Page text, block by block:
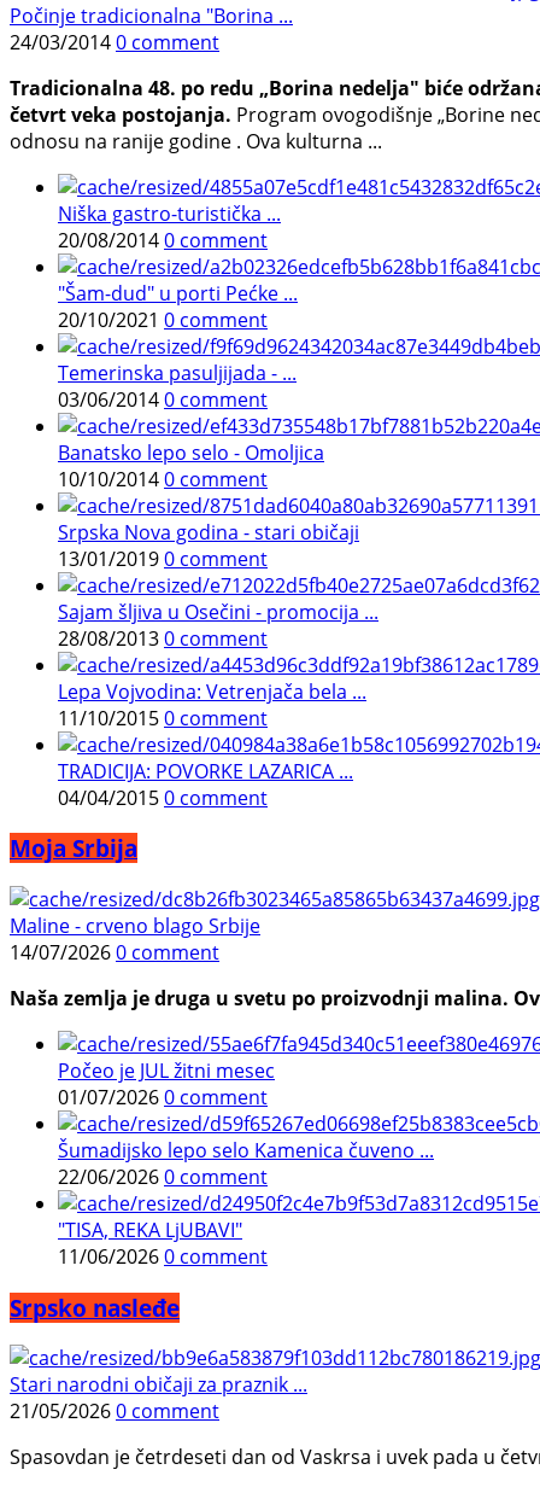
Počinje tradicionalna "Borina ...
24/03/20140 comment
Tradicionalna 48. po redu „Borina nedelja" biće
četvrt veka postojanja. Program ovogodišnje „Borine
odnosu na ranije godine . Ova kulturna ...
Niška gastro-turistička ...
20/08/20140 comment
"Šam-dud" u porti Pećke ...
20/10/2021 0 comment
Temerinska pasuljijada - ...
03/06/20140 comment
Banatsko lepo selo - Omoljica
10/10/20140 comment
Srpska Nova godina - stari običaji
13/01/20190 comment
Sajam šljiva u Osečini - promocija ...
28/08/20130 comment
Lepa Vojvodina: Vetrenjača bela ...
11/10/20150 comment
TRADICIJA: POVORKE LAZARICA ...
04/04/20150 comment
Moja Srbija
Maline - crveno blago Srbije
14/07/20260 comment
Naša zemlja je druga u svetu po proizvodnji malina.
Počeo je JUL žitni mesec
01/07/20260 comment
Šumadijsko lepo selo Kamenica čuveno ...
22/06/20260 comment
"TISA, REKA LjUBAVI"
11/06/20260 comment
Srpsko nasleđe
Stari narodni običaji za praznik ...
21/05/20260 comment
Spasovdan je četrdeseti dan od Vaskrsa i uvek pada u